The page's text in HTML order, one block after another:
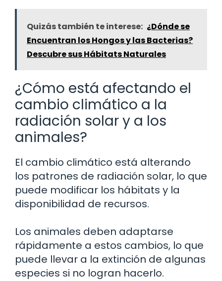
Quizás también te interese: ¿Dónde se
Encuentran los Hongos y las Bacterias?
Descubre sus Hábitats Naturales
¿Cómo está afectando el
cambio climático a la
radiación solar y a los
animales?
El cambio climático está alterando
los patrones de radiación solar, lo que
puede modificar los hábitats y la
disponibilidad de recursos.
Los animales deben adaptarse
rápidamente a estos cambios, lo que
puede llevar a la extinción de algunas
especies si no logran hacerlo.